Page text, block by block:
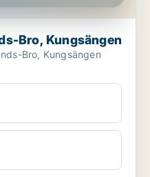
Bro, Kungsängen
Bro, Kungsängen